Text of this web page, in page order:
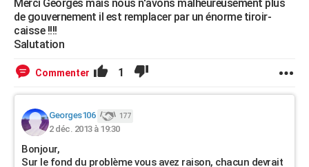
Merci Georges mais nous n'avons malheureusement plus
de gouvernement il est remplacer par un énorme tiroir-
caisse !!!!
Salutation
Commenter 1
Georges106 177
2 déc. 2013 à 19:30
Bonjour,
Sur le fond du problème vous avez raison, chacun devrait